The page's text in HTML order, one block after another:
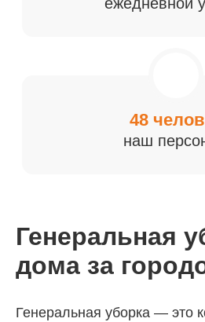
Генеральная
дома за
Генеральная уборка — это